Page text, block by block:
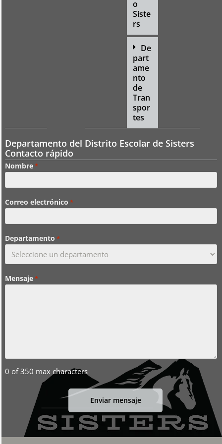
o
Siste
rs
De
part
ame
nto
de
Tran
spor
tes
Departamento del Distrito Escolar de Sisters
Contacto rápido
Nombre*
Correo electrónico *
Departamento *
Mensaje*
0 of 350 max characters